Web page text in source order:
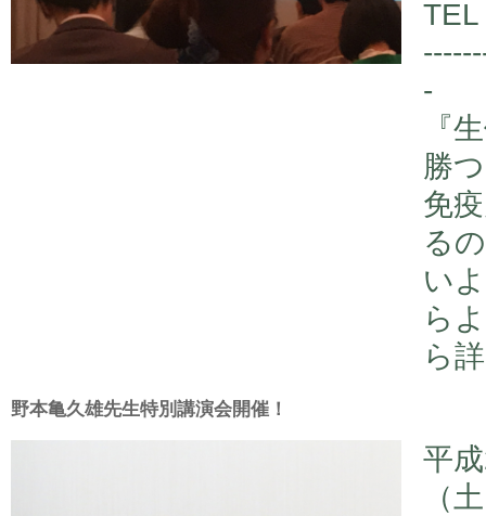
-
『
勝
免
る
い
ら
ら
野本亀久雄先生特別講演会開催！
平
（